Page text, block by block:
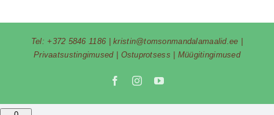
Tel: +372 5846 1186 |kristin@tomsonmandalamaalid.ee
Privaatsustingimused| Ostuprotsess Müügitingimused
FacebookInstagramYouTube